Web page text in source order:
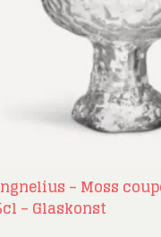
– Moss
– Glaskonst